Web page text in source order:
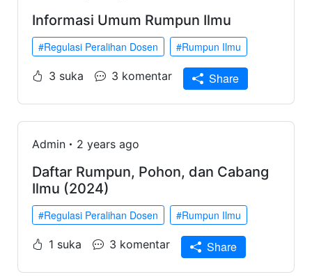
Informasi Umum Rumpun Ilmu
#Regulasi Peralihan Dosen #Rumpun Ilmu
3 suka 3 komentar Share
Admin 2 years ago
Daftar Rumpun, Pohon, dan Cabang
Ilmu (2024)
#Regulasi Peralihan Dosen #Rumpun Ilmu
1 suka 3 komentar Share